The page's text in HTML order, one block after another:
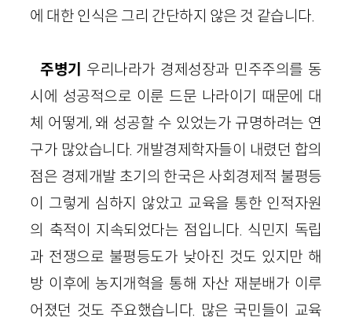
에 대한 인식은 그리 간단하지 않은 것 같습니다.
주병기 우리나라가 경제성장과 민주주의를 동
시에 성공적으로 이룬 드문 나라이기 때문에 대
체 어떻게, 왜 성공할 수 있었는가 규명하려는 연
구가 많았습니다. 개발경제학자들이 내렸던 합의
점은 경제개발 초기의 한국은 사회경제적 불평등
이 그렇게 심하지 않았고 교육을 통한 인적자원
의 축적이 지속되었다는 점입니다. 식민지 독립
과 전쟁으로 불평등도가 낮아진 것도 있지만 해
방 이후에 농지개혁을 통해 자산 재분배가 이루
어졌던 것도 주요했습니다. 많은 국민들이 교육